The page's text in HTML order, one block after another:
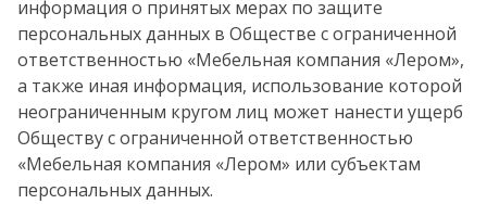
информация о принятых мерах по защите
персональных данных в Обществе с ограниченной
ответственностью «Мебельная компания «Лером»,
а также иная информация, использование которой
неограниченным кругом лиц может нанести ущерб
Обществу с ограниченной ответственностью
«Мебельная компания «Лером» или субъектам
персональных данных.